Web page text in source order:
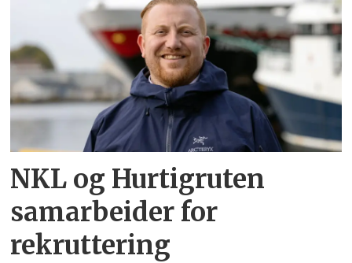
NKL og Hurtigruten
samarbeider for
rekruttering